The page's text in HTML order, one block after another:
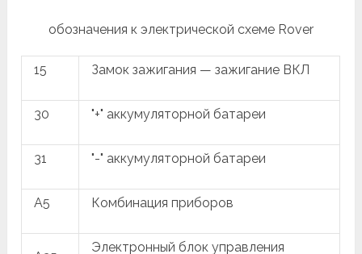
обозначения к электрической схеме Rover
15 Замок зажигания — зажигание ВКЛ
30 "+" аккумуляторной батареи
31 "-" аккумуляторной батареи
A5 Комбинация приборов
Электронный блок управления